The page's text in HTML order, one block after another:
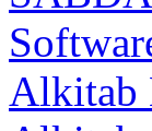
Alkitab